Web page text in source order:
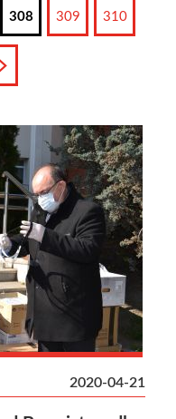
308 309 310
2020-04-21